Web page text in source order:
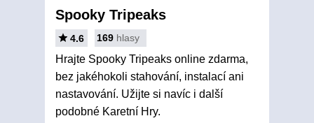
Spooky Tripeaks
4.6 169 hlasy
Hrajte Spooky Tripeaks online zdarma,
bez jakéhokoli stahování, instalací ani
nastavování. Užijte si navíc i další
podobné Karetní Hry.